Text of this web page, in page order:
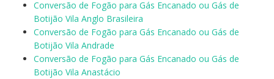
Conversão de Fogão para Gás Encanado ou Gás de
Botijão Vila Anglo Brasileira
Conversão de Fogão para Gás Encanado ou Gás de
Botijão Vila Andrade
Conversão de Fogão para Gás Encanado ou Gás de
Botijão Vila Anastácio